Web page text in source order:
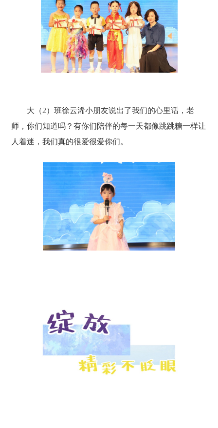
大（2）班徐云浠小朋友说出了我们的心里话，老
师，你们知道吗？有你们陪伴的每一天都像跳跳糖一样让
人着迷，我们真的很爱很爱你们。